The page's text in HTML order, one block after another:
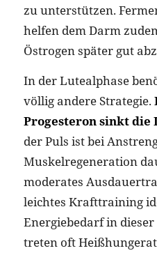
zu unterstützen.
helfen dem Darm
Östrogen später gut
In der Lutealphase
völlig andere Strategie.
Progesteron sinkt die
der Puls ist bei
Muskelregeneration
moderates
leichtes Krafttraining
Energiebedarf in
treten oft